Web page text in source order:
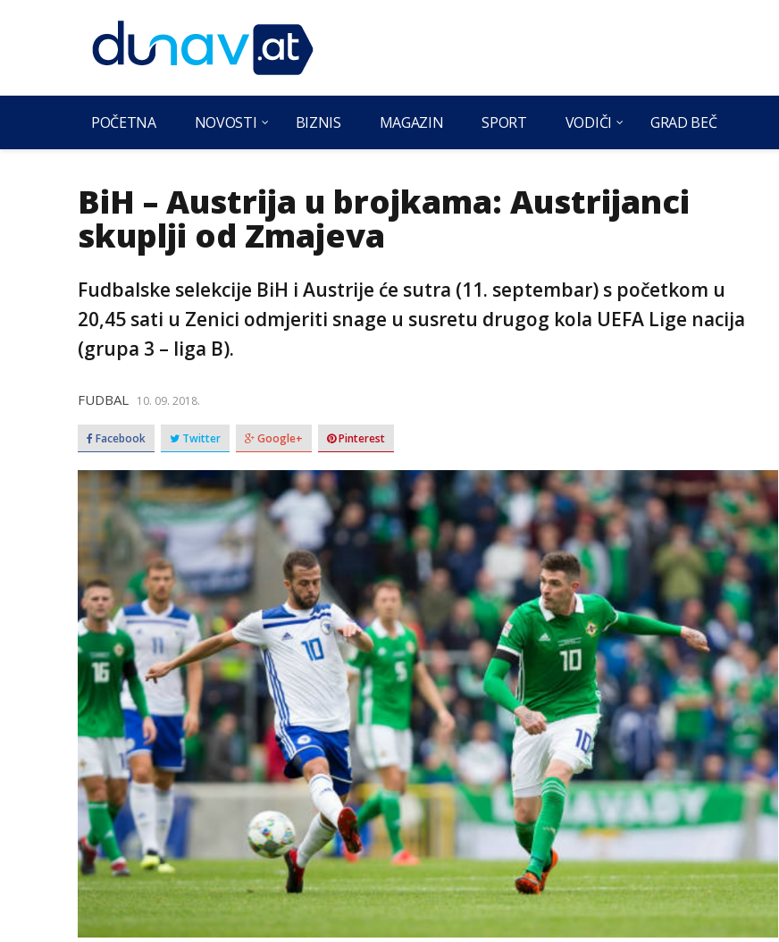
POČETNA NOVOSTI BIZNIS MAGAZIN SPORT VODIČI GRAD BEČ
BiH – Austrija u brojkama: Austrijanci
skuplji od Zmajeva
Fudbalske selekcije BiH i Austrije će sutra (11. septembar) s početkom u
20,45 sati u Zenici odmjeriti snage u susretu drugog kola UEFA Lige nacija
(grupa 3 – liga B).
FUDBAL 10. 09. 2018.
Facebook Twitter Google+ Pinterest